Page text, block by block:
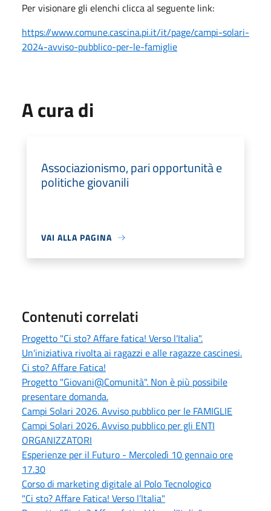
Per visionare gli elenchi clicca al seguente link:
https://www.comune.cascina.pi.it/it/page/campi-solari-
2024-avviso-pubblico-per-le-famiglie
A cura di
Associazionismo, pari opportunità e
politiche giovanili
VAI ALLA PAGINA
Contenuti correlati
Progetto "Ci sto? Affare fatica! Verso l'Italia".
Un'iniziativa rivolta ai ragazzi e alle ragazze cascinesi.
Ci sto? Affare Fatica!
Progetto "Giovani@Comunità". Non è più possibile
presentare domanda.
Campi Solari 2026. Avviso pubblico per le FAMIGLIE
Campi Solari 2026. Avviso pubblico per gli ENTI
ORGANIZZATORI
Esperienze per il Futuro - Mercoledì 10 gennaio ore
17.30
Corso di marketing digitale al Polo Tecnologico
"Ci sto? Affare Fatica! Verso l’Italia"